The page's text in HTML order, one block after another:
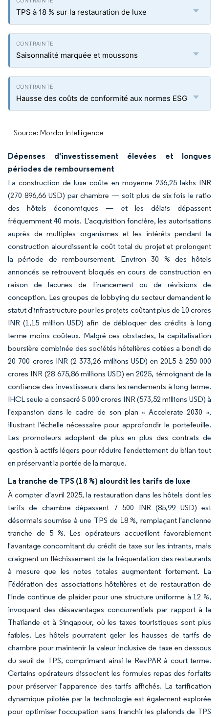
TPS à 18 % sur la restauration de luxe
Saisonnalité marquée et moussons
Hausse des coûts de conformité aux normes ESG
Source: Mordor Intelligence
Dépenses d'investissement élevées et longues
périodes de remboursement
La construction de luxe coûte en moyenne 236,25 lakhs INR
(270 896,66 USD) par chambre — soit plus de six fois le ratio
des hôtels économiques — et les délais dépassent
fréquemment 40 mois. L'acquisition foncière, les autorisations
auprès de multiples organismes et les intérêts pendant la
construction alourdissent le coût total du projet et prolongent
la période de remboursement. Environ 30 % des hôtels
annoncés se retrouvent bloqués en cours de construction en
raison de lacunes de financement ou de révisions de
conception. Les groupes de lobbying du secteur demandent le
statut d'infrastructure pour les projets coûtant plus de 10 crores
INR (1,15 million USD) afin de débloquer des crédits à long
terme moins coûteux. Malgré ces obstacles, la capitalisation
boursière combinée des sociétés hôtelières cotées a bondi de
20 700 crores INR (2 373,26 millions USD) en 2015 à 250 000
crores INR (28 675,86 millions USD) en 2025, témoignant de la
confiance des investisseurs dans les rendements à long terme.
IHCL seule a consacré 5 000 crores INR (573,52 millions USD) à
l'expansion dans le cadre de son plan « Accelerate 2030 »,
illustrant l'échelle nécessaire pour approfondir le portefeuille.
Les promoteurs adoptent de plus en plus des contrats de
gestion à actifs légers pour réduire l'endettement du bilan tout
en préservant la portée de la marque.
La tranche de TPS (18 %) alourdit les tarifs de luxe
À compter d'avril 2025, la restauration dans les hôtels dont les
tarifs de chambre dépassent 7 500 INR (85,99 USD) est
désormais soumise à une TPS de 18 %, remplaçant l'ancienne
tranche de 5 %. Les opérateurs accueillent favorablement
l'avantage concomitant du crédit de taxe sur les intrants, mais
craignent un fléchissement de la fréquentation des restaurants
à mesure que les notes totales augmentent fortement. La
Fédération des associations hôtelières et de restauration de
l'Inde continue de plaider pour une structure uniforme à 12 %,
invoquant des désavantages concurrentiels par rapport à la
Thaïlande et à Singapour, où les taxes touristiques sont plus
faibles. Les hôtels pourraient geler les hausses de tarifs de
chambre pour maintenir la valeur inclusive de taxe en dessous
du seuil de TPS, comprimant ainsi le RevPAR à court terme.
Certains opérateurs dissocient les formules repas des forfaits
pour préserver l'apparence des tarifs affichés. La tarification
dynamique pilotée par la technologie est également explorée
pour optimiser l'occupation sans franchir les plafonds de TPS